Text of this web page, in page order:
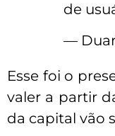
de
—
Esse foi o
valer a partir
da capital vão